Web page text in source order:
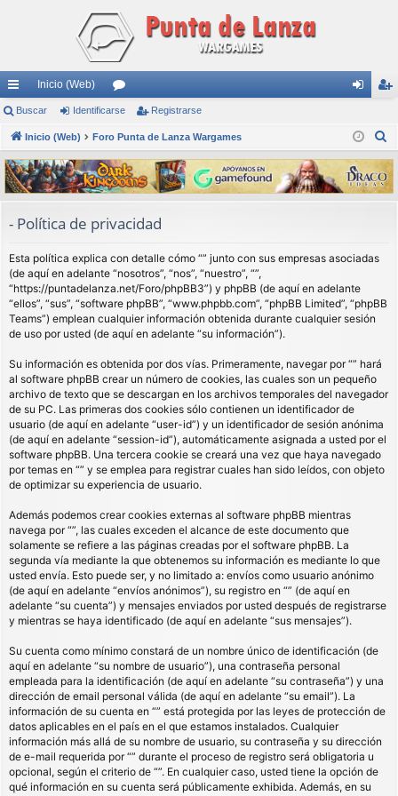
nl
ac
es
rá
s
Inicio (Web)
or
os nti
fic
ar
ist
ra
rs
Buscar Identificarse Registrarse
Inicio (Web) Foro Punta de Lanza Wargames
s
c
- Política de privacidad
Esta política explica con detalle cómo “” junto con sus empresas asociadas
(de aquí en adelante “nosotros”, “nos”, “nuestro”, “”,
“https://puntadelanza.net/Foro/phpBB3”) y phpBB (de aquí en adelante
“ellos”, “sus”, “software phpBB”, “www.phpbb.com”, “phpBB Limited”, “phpBB
Teams”) emplean cualquier información obtenida durante cualquier sesión
de uso por usted (de aquí en adelante “su información”).
Su información es obtenida por dos vías. Primeramente, navegar por “” hará
al software phpBB crear un número de cookies, las cuales son un pequeño
archivo de texto que se descargan en los archivos temporales del navegador
de su PC. Las primeras dos cookies sólo contienen un identificador de
usuario (de aquí en adelante “user-id”) y un identificador de sesión anónima
(de aquí en adelante “session-id”), automáticamente asignada a usted por el
software phpBB. Una tercera cookie se creará una vez que haya navegado
por temas en “” y se emplea para registrar cuales han sido leídos, con objeto
de optimizar su experiencia de usuario.
Además podemos crear cookies externas al software phpBB mientras
navega por “”, las cuales exceden el alcance de este documento que
solamente se refiere a las páginas creadas por el software phpBB. La
segunda vía mediante la que obtenemos su información es mediante lo que
usted envía. Esto puede ser, y no limitado a: envíos como usuario anónimo
(de aquí en adelante “envíos anónimos”), su registro en “” (de aquí en
adelante “su cuenta”) y mensajes enviados por usted después de registrarse
y mientras se haya identificado (de aquí en adelante “sus mensajes”).
Su cuenta como mínimo constará de un nombre único de identificación (de
aquí en adelante “su nombre de usuario”), una contraseña personal
empleada para la identificación (de aquí en adelante “su contraseña”) y una
dirección de email personal válida (de aquí en adelante “su email”). La
información de su cuenta en “” está protegida por las leyes de protección de
datos aplicables en el país en el que estamos instalados. Cualquier
información más allá de su nombre de usuario, su contraseña y su dirección
de e-mail requerida por “” durante el proceso de registro será obligatoria u
opcional, según el criterio de “”. En cualquier caso, usted tiene la opción de
qué información en su cuenta será públicamente exhibida. Además, en su